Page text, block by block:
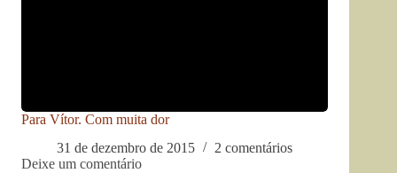
Para Vítor. Com muita dor
31 de dezembro de 2015
2 comentários
Deixe um comentário